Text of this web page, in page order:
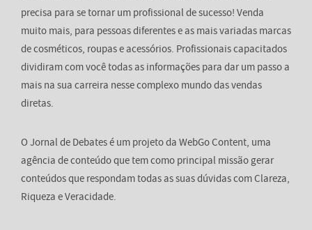
precisa para se tornar um profissional de sucesso! Venda
muito mais, para pessoas diferentes e as mais variadas marcas
de cosméticos, roupas e acessórios. Profissionais capacitados
dividiram com você todas as informações para dar um passo a
mais na sua carreira nesse complexo mundo das vendas
diretas.
O Jornal de Debates é um projeto da WebGo Content, uma
agência de conteúdo que tem como principal missão gerar
conteúdos que respondam todas as suas dúvidas com Clareza,
Riqueza e Veracidade.